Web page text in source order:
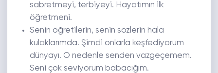
sabretmeyi, terbiyeyi. Hayatımın ilk
öğretmeni.
Senin öğretilerin, senin sözlerin hala
kulaklarımda. Şimdi onlarla keşfediyorum
dünyayı. O nedenle senden vazgeçemem.
Seni çok seviyorum babacığım.